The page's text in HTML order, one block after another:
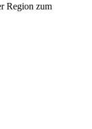
Region zum